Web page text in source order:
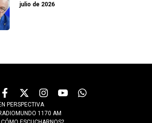
julio de 2026
PERSPECTIVA
1170 AM